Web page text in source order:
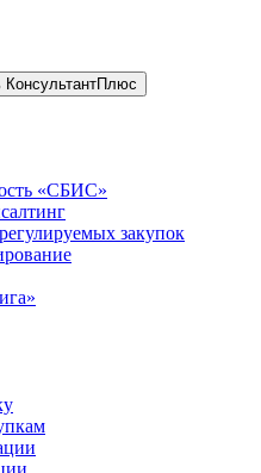
КонсультантПлюс
«СБИС»
закупок